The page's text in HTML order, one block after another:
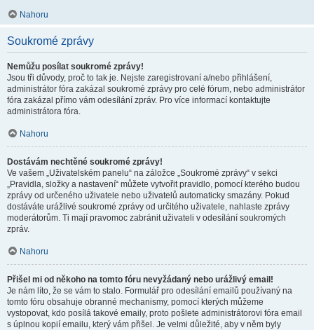
Nahoru
Soukromé zprávy
Nemůžu posílat soukromé zprávy!
Jsou tři důvody, proč to tak je. Nejste zaregistrovaní a/nebo přihlášení,
administrátor fóra zakázal soukromé zprávy pro celé fórum, nebo administrátor
fóra zakázal přímo vám odesílání zpráv. Pro více informací kontaktujte
administrátora fóra.
Nahoru
Dostávám nechtěné soukromé zprávy!
Ve vašem „Uživatelském panelu“ na záložce „Soukromé zprávy“ v sekci
„Pravidla, složky a nastavení“ můžete vytvořit pravidlo, pomocí kterého budou
zprávy od určeného uživatele nebo uživatelů automaticky smazány. Pokud
dostáváte urážlivé soukromé zprávy od určitého uživatele, nahlaste zprávy
moderátorům. Ti mají pravomoc zabránit uživateli v odesílání soukromých
zpráv.
Nahoru
Přišel mi od někoho na tomto fóru nevyžádaný nebo urážlivý email!
Je nám líto, že se vám to stalo. Formulář pro odesílání emailů používaný na
tomto fóru obsahuje obranné mechanismy, pomocí kterých můžeme
vystopovat, kdo posílá takové emaily, proto pošlete administrátorovi fóra email
s úplnou kopií emailu, který vám přišel. Je velmi důležité, aby v něm byly